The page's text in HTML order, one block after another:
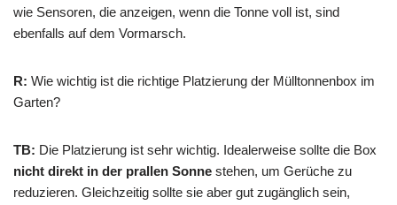
wie Sensoren, die anzeigen, wenn die Tonne voll ist, sind
ebenfalls auf dem Vormarsch.
R: Wie wichtig ist die richtige Platzierung der Mülltonnenbox im
Garten?
TB: Die Platzierung ist sehr wichtig. Idealerweise sollte die Box
nicht direkt in der prallen Sonne stehen, um Gerüche zu
reduzieren. Gleichzeitig sollte sie aber gut zugänglich sein,